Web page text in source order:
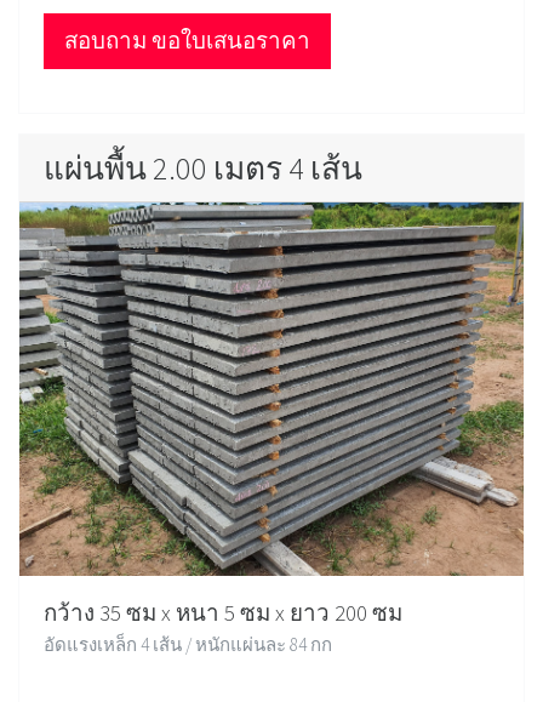
สอบถาม ขอใบเสนอราคา
แผ่นพื้น 2.00 เมตร 4 เส้น
กว้าง 35 ซม x หนา 5 ซม x ยาว 200 ซม
อัดแรงเหล็ก 4 เส้น / หนักแผ่นละ 84 กก